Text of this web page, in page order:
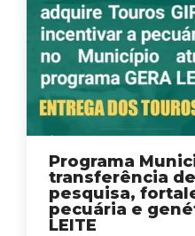
Programa
transferência
pesquisa,
pecuária e
LEITE